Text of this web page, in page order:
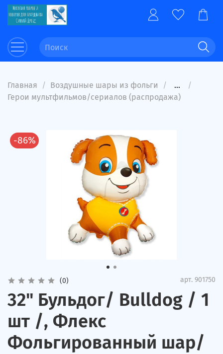
Главная Воздушные шары из фольги
...
Герои мультфильмов/сериалов (распродажа)
-86%
(0) арт. 901750
32" Бульдог/ Bulldog / 1
шт /, Флекс
Фольгированный шар/